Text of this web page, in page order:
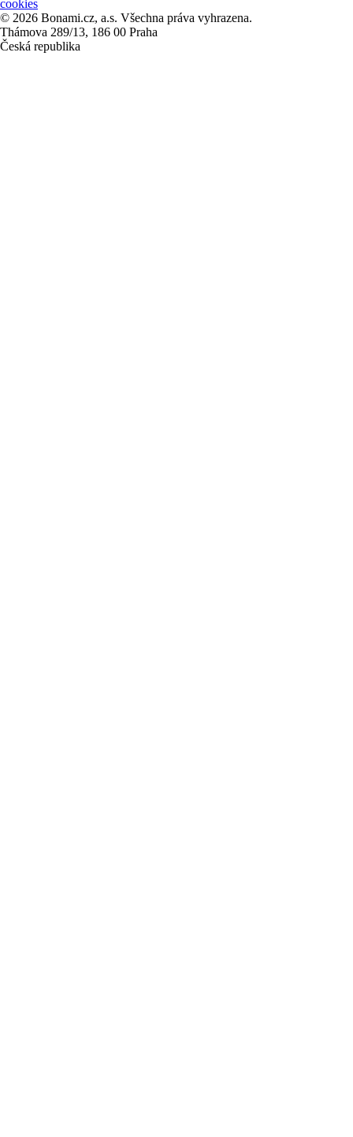
cookies
© 2026 Bonami.cz, a.s. Všechna práva vyhrazena.
Thámova 289/13, 186 00 Praha
Česká republika